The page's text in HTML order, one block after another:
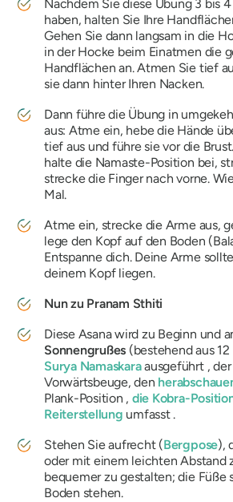
Nachdem Sie diese Übung 3 bis
haben, halten Sie Ihre
Gehen Sie dann langsam in die
in der Hocke beim Einatmen die
Handflächen an. Atmen Sie tief
sie dann hinter Ihren Nacken.
Dann führe die Übung in
aus: Atme ein, hebe die Hände
tief aus und führe sie vor die
halte die Namaste-Position bei,
strecke die Finger nach vorne.
Mal.
Atme ein, strecke die Arme aus,
lege den Kopf auf den Boden
Entspanne dich. Deine Arme
deinem Kopf liegen.
Nun zu Pranam Sthiti
Diese Asana wird zu Beginn und
Sonnengrußes (bestehend aus
Surya Namaskaraausgeführt ,
Vorwärtsbeuge, den
Plank-Position , die Kobra-
Reiterstellung umfasst .
Stehen Sie aufrecht (Bergpose),
oder mit einem leichten Abstand
bequemer zu gestalten; die Füße
Boden stehen.